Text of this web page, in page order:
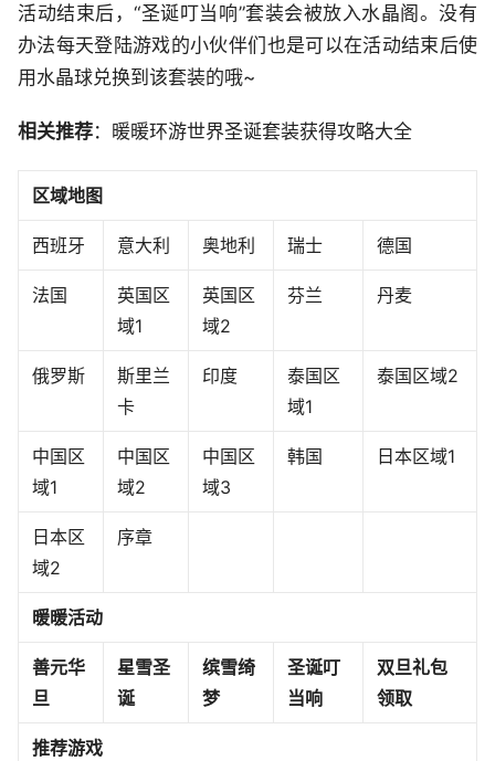
活动结束后，“圣诞叮当响”套装会被放入水晶阁。没有
办法每天登陆游戏的小伙伴们也是可以在活动结束后使
用水晶球兑换到该套装的哦~
相关推荐：暖暖环游世界圣诞套装获得攻略大全
区域地图
西班牙 意大利 奥地利 瑞士 德国
法国
英国区
域1
英国区
域2
芬兰 丹麦
俄罗斯
斯里兰
卡
印度
泰国区
域1
泰国区域2
中国区
域1
中国区
域2
中国区
域3
韩国 日本区域1
日本区
域2
序章
暖暖活动
善元华
旦
星雪圣
诞
缤雪绮
梦
圣诞叮
当响
双旦礼包
领取
推荐游戏